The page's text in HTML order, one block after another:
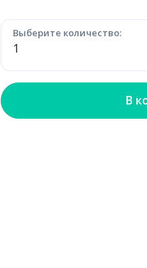
Выберите количество:
В